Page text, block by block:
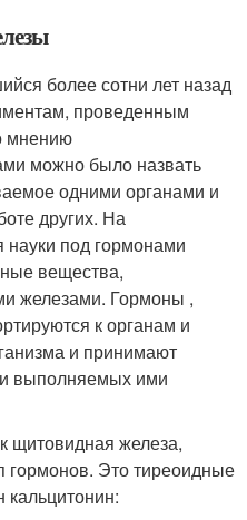
более сотни лет назад
проведенным
мнению
можно было назвать
одними органами и
других. На
науки под гормонами
вещества,
железами. Гормоны ,
к органам и
и принимают
выполняемых ими
щитовидная железа,
гормонов. Это тиреоидные